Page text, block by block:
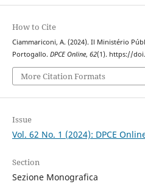
How to Cite
Ciammariconi, A. (2024). Il Ministério
Portogallo. DPCE Online, 62(1). https://
More Citation Formats
Issue
Vol. 62 No. 1 (2024): DPCE
Section
Sezione Monografica